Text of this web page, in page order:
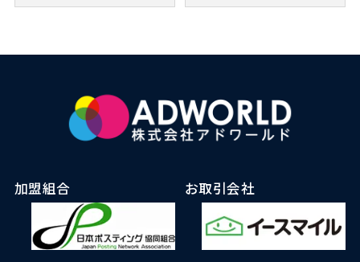
加盟組合 お取引会社